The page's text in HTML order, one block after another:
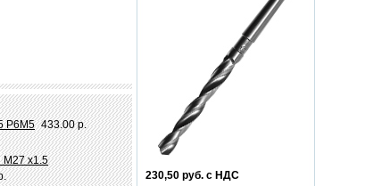
Р6М5 433.00 р.
М27 х1.5
230,50 руб. с НДС